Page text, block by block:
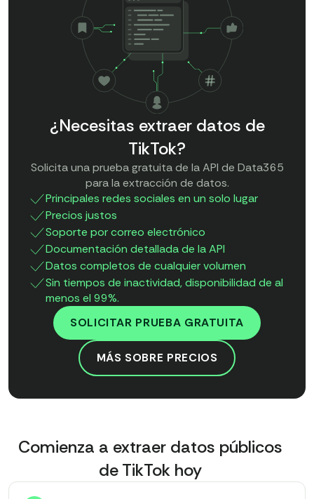
¿Necesitas extraer datos de
TikTok?
Solicita una prueba gratuita de la API de Data365
para la extracción de datos.
Principales redes sociales en un solo lugar
Precios justos
Soporte por correo electrónico
Documentación detallada de la API
Datos completos de cualquier volumen
Sin tiempos de inactividad, disponibilidad de al
menos el 99%.
SOLICITAR PRUEBA GRATUITA
MÁS SOBRE PRECIOS
Comienza a extraer datos públicos
de TikTok hoy